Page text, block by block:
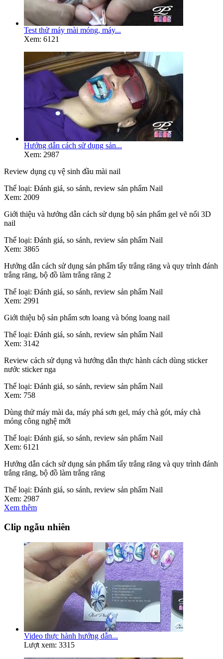
Test thử máy mài móng, máy...
Xem: 6121
Hướng dẫn cách sử dụng sản...
Xem: 2987
Review dụng cụ vệ sinh đầu mài nail
Thể loại: Đánh giá, so sánh, review sản phẩm Nail
Xem: 2009
Giới thiệu và hướng dẫn cách sử dụng bộ sản phẩm gel vẽ nổi 3D
nail
Thể loại: Đánh giá, so sánh, review sản phẩm Nail
Xem: 3865
Hướng dẫn cách sử dụng sản phẩm tẩy trắng răng và quy trình đánh
trắng răng, bộ đồ làm trắng răng 2
Thể loại: Đánh giá, so sánh, review sản phẩm Nail
Xem: 2991
Giới thiệu bộ sản phẩm sơn loang và bóng loang nail
Thể loại: Đánh giá, so sánh, review sản phẩm Nail
Xem: 3142
Review cách sử dụng và hướng dẫn thực hành cách dùng sticker
nước sticker nga
Thể loại: Đánh giá, so sánh, review sản phẩm Nail
Xem: 758
Dùng thử máy mài da, máy phá sơn gel, máy chà gót, máy chà
móng công nghệ mới
Thể loại: Đánh giá, so sánh, review sản phẩm Nail
Xem: 6121
Hướng dẫn cách sử dụng sản phẩm tẩy trắng răng và quy trình đánh
trắng răng, bộ đồ làm trắng răng
Thể loại: Đánh giá, so sánh, review sản phẩm Nail
Xem: 2987
Xem thêm
Clip ngẫu nhiên
Video thực hành hướng dẫn...
Lượt xem: 3315